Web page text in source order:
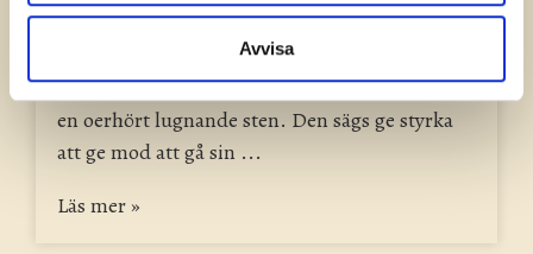
Avvisa
en oerhört lugnande sten. Den sägs ge styrka
att ge mod att gå sin ...
Läs mer »